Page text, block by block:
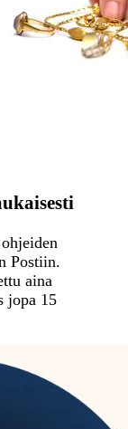
Postiin.
aina
jopa 15